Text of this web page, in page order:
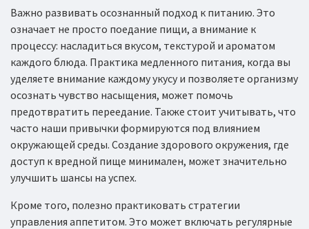
Важно развивать осознанный подход к питанию. Это
означает не просто поедание пищи, а внимание к
процессу: насладиться вкусом, текстурой и ароматом
каждого блюда. Практика медленного питания, когда вы
уделяете внимание каждому укусу и позволяете организму
осознать чувство насыщения, может помочь
предотвратить переедание. Также стоит учитывать, что
часто наши привычки формируются под влиянием
окружающей среды. Создание здорового окружения, где
доступ к вредной пище минимален, может значительно
улучшить шансы на успех.
Кроме того, полезно практиковать стратегии
управления аппетитом. Это может включать регулярные